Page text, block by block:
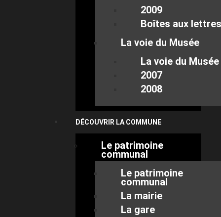
2009
Boîtes aux lettres
La voie du Musée
La voie du Musée
2007
2008
DÉCOUVRIR LA COMMUNE
Le patrimoine
communal
Le patrimoine
communal
La mairie
La gare